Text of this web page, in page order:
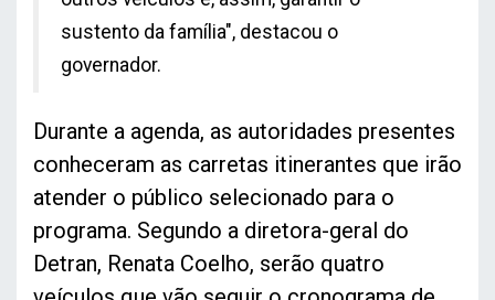
sustento da família", destacou o
governador.
Durante a agenda, as autoridades presentes
conheceram as carretas itinerantes que irão
atender o público selecionado para o
programa. Segundo a diretora-geral do
Detran, Renata Coelho, serão quatro